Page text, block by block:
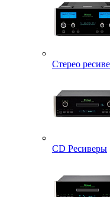
Стерео
CD Ресиверы